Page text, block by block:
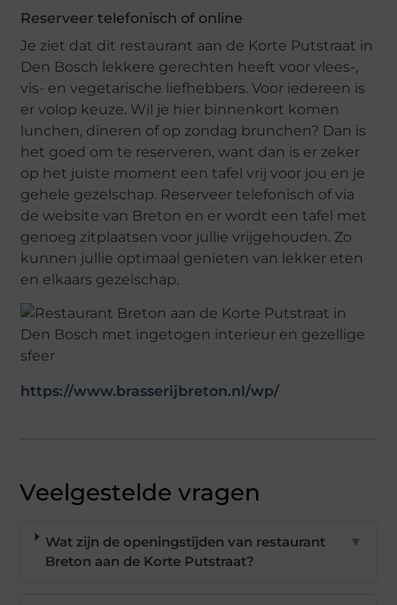
Reserveer telefonisch of online
Je ziet dat dit restaurant aan de Korte Putstraat in
Den Bosch lekkere gerechten heeft voor vlees-,
vis- en vegetarische liefhebbers. Voor iedereen is
er volop keuze. Wil je hier binnenkort komen
lunchen, dineren of op zondag brunchen? Dan is
het goed om te reserveren, want dan is er zeker
op het juiste moment een tafel vrij voor jou en je
gehele gezelschap. Reserveer telefonisch of via
de website van Breton en er wordt een tafel met
genoeg zitplaatsen voor jullie vrijgehouden. Zo
kunnen jullie optimaal genieten van lekker eten
en elkaars gezelschap.
https://www.brasserijbreton.nl/wp/
Veelgestelde vragen
Wat zijn de openingstijden van restaurant
Breton aan de Korte Putstraat?
▼